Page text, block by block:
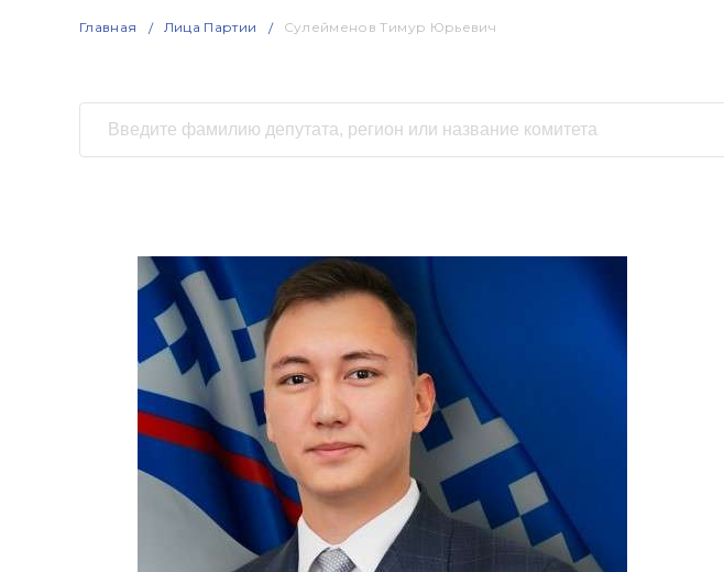
Главная Лица Партии Сулейменов Тимур Юрьевич